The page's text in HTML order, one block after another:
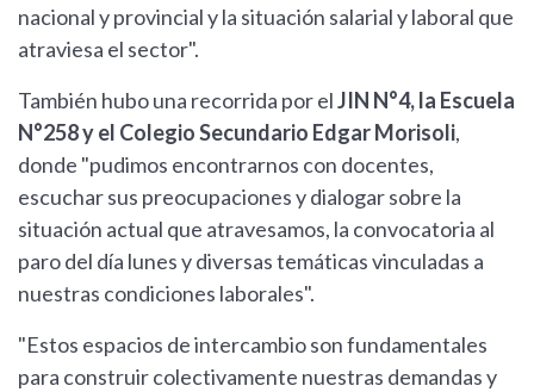
nacional y provincial y la situación salarial y laboral que
atraviesa el sector".
También hubo una recorrida por elJIN N°4, la Escuela
N°258 y el Colegio Secundario Edgar Morisoli,
donde "pudimos encontrarnos con docentes,
escuchar sus preocupaciones y dialogar sobre la
situación actual que atravesamos, la convocatoria al
paro del día lunes y diversas temáticas vinculadas a
nuestras condiciones laborales".
"Estos espacios de intercambio son fundamentales
para construir colectivamente nuestras demandas y